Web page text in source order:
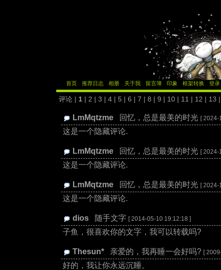
首页 推荐日志 相册 关于我 留言簿 印象 框架转换 登录
评论 | 1| 2 | 3 | 4 | 5 | 6 | 7 | 8 | 9 | 10 | 11 | 12 | 13
LmMqtzme: 回忆，总是最美的时光 [
这是一个隐藏评论.
LmMqtzme: 回忆，总是最美的时光 [
这是一个隐藏评论.
LmMqtzme: 回忆，总是最美的时光 [
这是一个隐藏评论.
dios: 随手文字 [ 2014-05-10 19:12:18 ]
子鱼，很喜欢你的文字，我可以转载吗?
Thesun*: 亲爱的，我再睡一会好吗? [
好的，我让你永远沉睡。